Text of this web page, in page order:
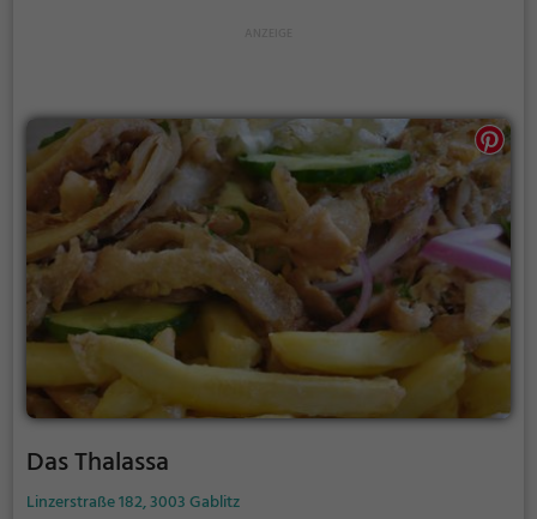
Das Thalassa
Linzerstraße 182, 3003 Gablitz